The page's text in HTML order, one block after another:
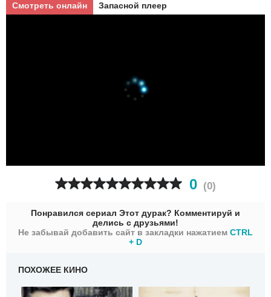
Смотреть онлайн Запасной плеер
0 (0)
Понравился сериал Этот дурак? Комментируй и
делись с друзьями!
Не забывай добавить сайт в закладки нажатием CTRL
+ D
ПОХОЖЕЕ КИНО